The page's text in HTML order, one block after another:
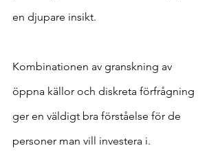
en djupare insikt.
Kombinationen av granskning av
öppna källor och diskreta förfrågning
ger en väldigt bra förståelse för de
personer man vill investera i.